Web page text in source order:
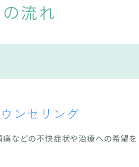
の流れ
ンセリング
などの不快症状や治療への希望